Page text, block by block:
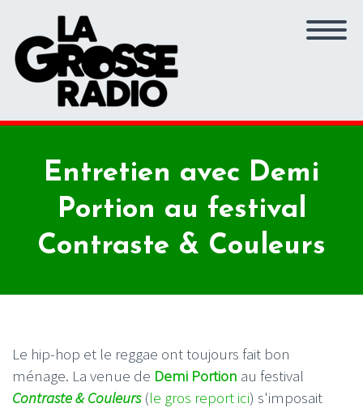
Entretien avec Demi
Portion au festival
Contraste & Couleurs
Le hip-hop et le reggae ont toujours fait bon
ménage. La venue de Demi Portion au festival
Contraste & Couleurs(le gros report ici) s'imposait